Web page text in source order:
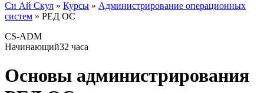
Си Ай Скул » Курсы » Администрирование операционных
систем » РЕД ОС
CS-ADM
Начинающий32 часа
Основы администрирования